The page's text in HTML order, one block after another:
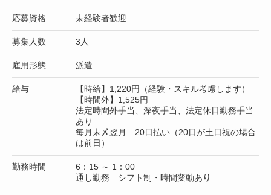
応募資格 未経験者歓迎
募集人数 3人
雇用形態 派遣
給与
【時給】1,220円（経験・スキル考慮します）
【時間外】1,525円
法定時間外手当、深夜手当、法定休日勤務手当
あり
毎月末〆翌月 20日払い（20日が土日祝の場合
は前日）
勤務時間
6：15 ～ 1：00
通し勤務 シフト制・時間変動あり